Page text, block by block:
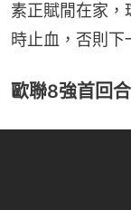
素正賦閒在家，
時止血，否則下
歐聯8強首回